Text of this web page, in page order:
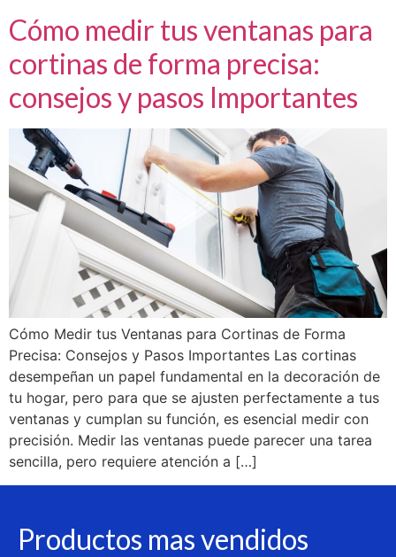
Cómo medir tus ventanas para
cortinas de forma precisa:
consejos y pasos Importantes
Cómo Medir tus Ventanas para Cortinas de Forma
Precisa: Consejos y Pasos Importantes Las cortinas
desempeñan un papel fundamental en la decoración de
tu hogar, pero para que se ajusten perfectamente a tus
ventanas y cumplan su función, es esencial medir con
precisión. Medir las ventanas puede parecer una tarea
sencilla, pero requiere atención a […]
Productos mas vendidos